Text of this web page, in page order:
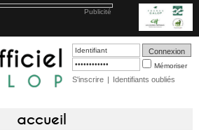
Publicité
Mémoriser
S'inscrire | Identifiants oubliés
accueil